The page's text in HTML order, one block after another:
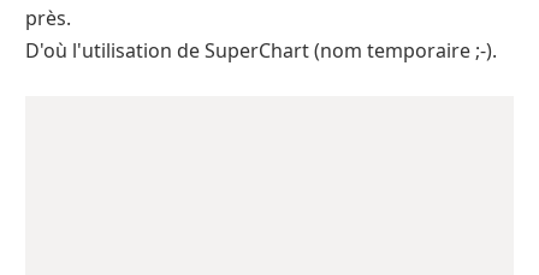
près.
D'où l'utilisation de SuperChart (nom temporaire ;-).